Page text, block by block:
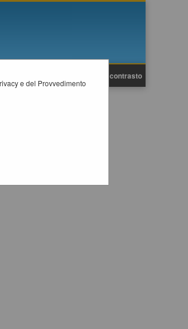
Alto contrasto
e del Provvedimento